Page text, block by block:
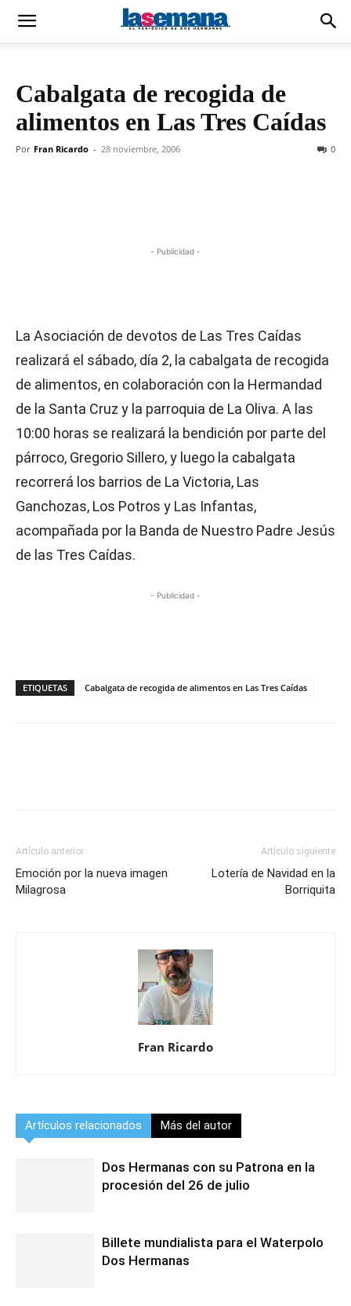
Cabalgata de recogida de
alimentos en Las Tres Caídas
Por Fran Ricardo - 28 noviembre, 2006 0
- Publicidad -
La Asociación de devotos de Las Tres Caídas
realizará el sábado, día 2, la cabalgata de recogida
de alimentos, en colaboración con la Hermandad
de la Santa Cruz y la parroquia de La Oliva. A las
10:00 horas se realizará la bendición por parte del
párroco, Gregorio Sillero, y luego la cabalgata
recorrerá los barrios de La Victoria, Las
Ganchozas, Los Potros y Las Infantas,
acompañada por la Banda de Nuestro Padre Jesús
de las Tres Caídas.
- Publicidad -
ETIQUETAS Cabalgata de recogida de alimentos en Las Tres Caídas
Artículo anterior
Emoción por la nueva imagen
Milagrosa
Artículo siguiente
Lotería de Navidad en la
Borriquita
Fran Ricardo
Artículos relacionados Más del autor
Dos Hermanas con su Patrona en la
procesión del 26 de julio
Billete mundialista para el Waterpolo
Dos Hermanas